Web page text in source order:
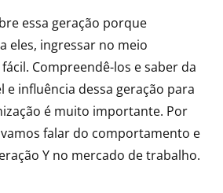
essa geração porque
eles, ingressar no meio
Compreendê-los e saber da
e influência dessa geração para
é muito importante. Por
falar do comportamento e
Y no mercado de trabalho.